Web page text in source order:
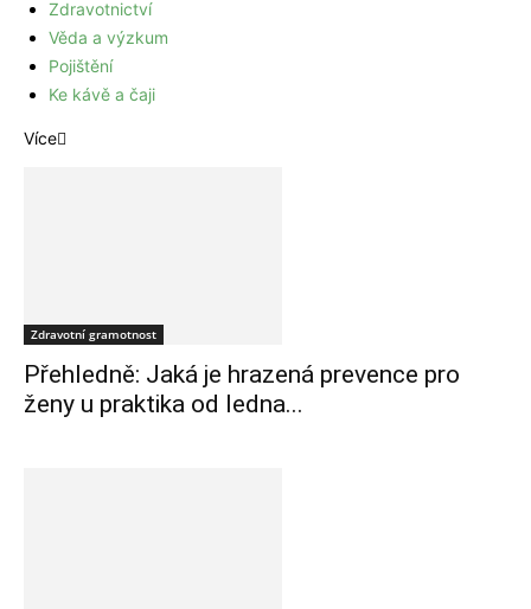
Zdravotnictví
Věda a výzkum
Pojištění
Ke kávě a čaji
Více
Zdravotní gramotnost
Přehledně: Jaká je hrazená prevence pro
ženy u praktika od ledna...